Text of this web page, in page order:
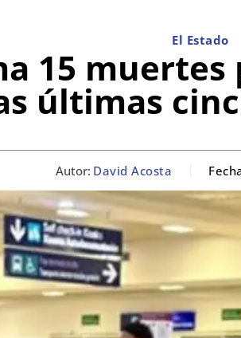
El Estado
15
últimas
Autor: David Acosta